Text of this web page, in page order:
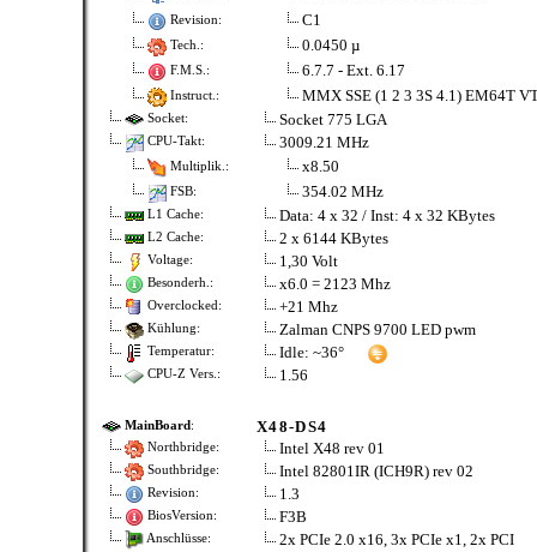
Revision: C1
Tech.: 0.0450 µ
F.M.S.: 6.7.7 - Ext. 6.17
Instruct.: MMX SSE (1 2 3 3S 4.1) EM64T
Socket: Socket 775 LGA
CPU-Takt: 3009.21 MHz
Multiplik.: x8.50
FSB: 354.02 MHz
L1 Cache: Data: 4 x 32 / Inst: 4 x 32 KBytes
L2 Cache: 2 x 6144 KBytes
Voltage: 1,30 Volt
Besonderh.: x6.0 = 2123 Mhz
Overclocked: +21 Mhz
Kühlung: Zalman CNPS 9700 LED pwm
Temperatur: Idle: ~36°
CPU-Z Vers.: 1.56
MainBoard: X48-DS4
Northbridge: Intel X48 rev 01
Southbridge: Intel 82801IR (ICH9R) rev 02
Revision: 1.3
BiosVersion: F3B
Anschlüsse: 2x PCIe 2.0 x16, 3x PCIe x1, 2x PCI